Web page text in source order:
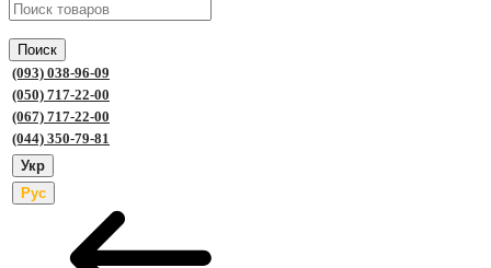
Поиск
(093) 038-96-09
(050) 717-22-00
(067) 717-22-00
(044) 350-79-81
Укр
Рус